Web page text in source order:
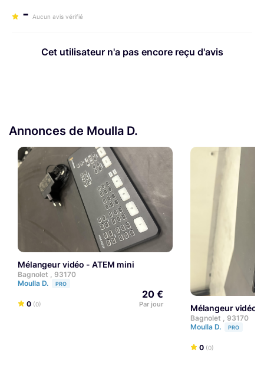
- Aucun avis vérifié
Cet utilisateur n'a pas encore reçu d'avis
Annonces de Moulla D.
Mélangeur vidéo - ATEM mini
Bagnolet , 93170
Moulla D.
PRO
0 (0)
20 €
Par jour Mélangeur vidéo
Bagnolet , 93170
Moulla D.
PRO
0 (0)